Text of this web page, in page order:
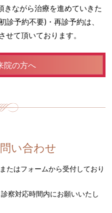
きながら治療を進めていきた
診予約不要)・再診予約は、
せて頂いております。
院の方へ
い合わせ
たはフォームから受付しており
察対応時間内にお願いいたし